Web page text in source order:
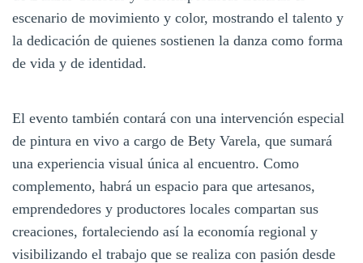
escenario de movimiento y color, mostrando el talento y
la dedicación de quienes sostienen la danza como forma
de vida y de identidad.
El evento también contará con una intervención especial
de pintura en vivo a cargo de Bety Varela, que sumará
una experiencia visual única al encuentro. Como
complemento, habrá un espacio para que artesanos,
emprendedores y productores locales compartan sus
creaciones, fortaleciendo así la economía regional y
visibilizando el trabajo que se realiza con pasión desde